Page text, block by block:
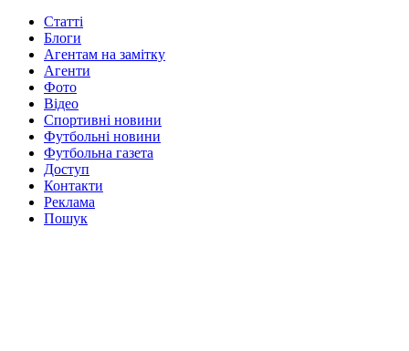
Статті
Блоги
Агентам на замітку
Агенти
Фото
Відео
Спортивні новини
Футбольні новини
Футбольна газета
Доступ
Контакти
Реклама
Пошук